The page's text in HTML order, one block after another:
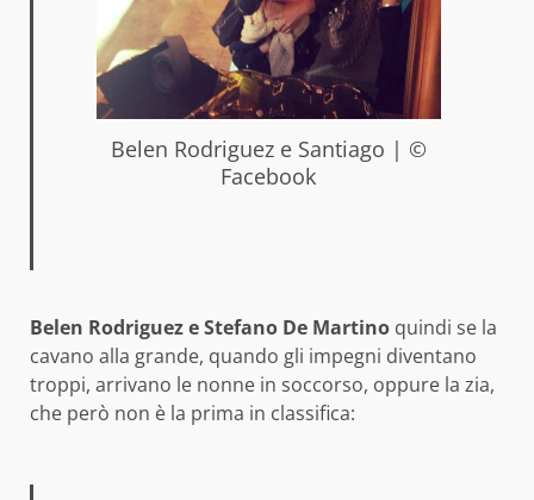
Belen Rodriguez e Santiago | ©
Facebook
Belen Rodriguez e Stefano De Martino quindi se la
cavano alla grande, quando gli impegni diventano
troppi, arrivano le nonne in soccorso, oppure la zia,
che però non è la prima in classifica: